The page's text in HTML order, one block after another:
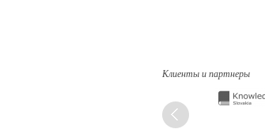
Клиенты и партнеры